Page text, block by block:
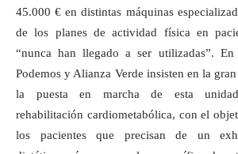
45.000 € en distintas máquinas
de los planes de actividad física en
“nunca han llegado a ser utilizadas”. En
Podemos y Alianza Verde insisten en la
la puesta en marcha de esta unidad
rehabilitación cardiometabólica, con el
los pacientes que precisan de un